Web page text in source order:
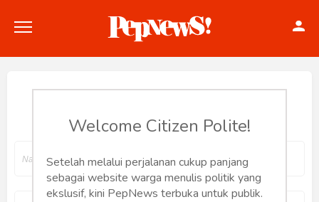
Politik
Konstitusi
Welcome Citizen Polite!
Setelah melalui perjalanan cukup panjang
sebagai website warga menulis politik yang
ekslusif, kini PepNews terbuka untuk publik.